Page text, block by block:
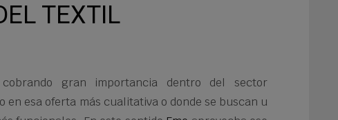
TEXTIL
gran importancia dentro del sector
en esa oferta más cualitativa o donde se buscan u